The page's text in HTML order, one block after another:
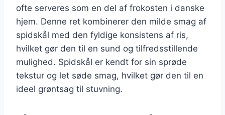
ofte serveres som en del af frokosten i danske
hjem. Denne ret kombinerer den milde smag af
spidskål med den fyldige konsistens af ris,
hvilket gør den til en sund og tilfredsstillende
mulighed. Spidskål er kendt for sin sprøde
tekstur og let søde smag, hvilket gør den til en
ideel grøntsag til stuvning.